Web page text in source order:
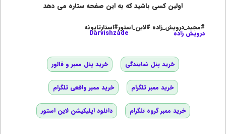
اولین کسی باشید که به این صفحه ستاره می دهد
#مجید_درویش_زاده #لاین_استور#استارتاپونه
درویش زاده Darvishzade
خرید پنل نمایندگی خرید پنل ممبر و فالور
خرید ممبر تلگرام خرید ممبر واقعی تلگرام
خرید ممبر گروه تلگرام دانلود اپلیکیشن لاین استور